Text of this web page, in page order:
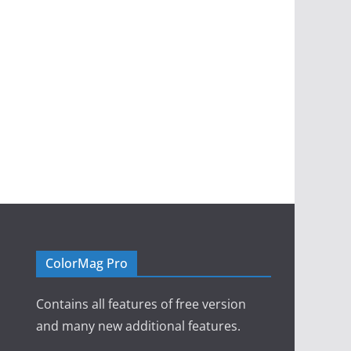
ColorMag Pro
Contains all features of free version
and many new additional features.